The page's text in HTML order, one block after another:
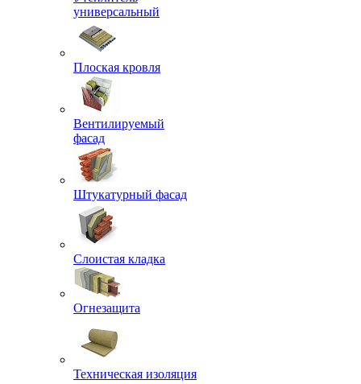
универсальный
Плоская кровля
Вентилируемый
фасад
Штукатурный фасад
Слоистая кладка
Огнезащита
Техническая изоляция